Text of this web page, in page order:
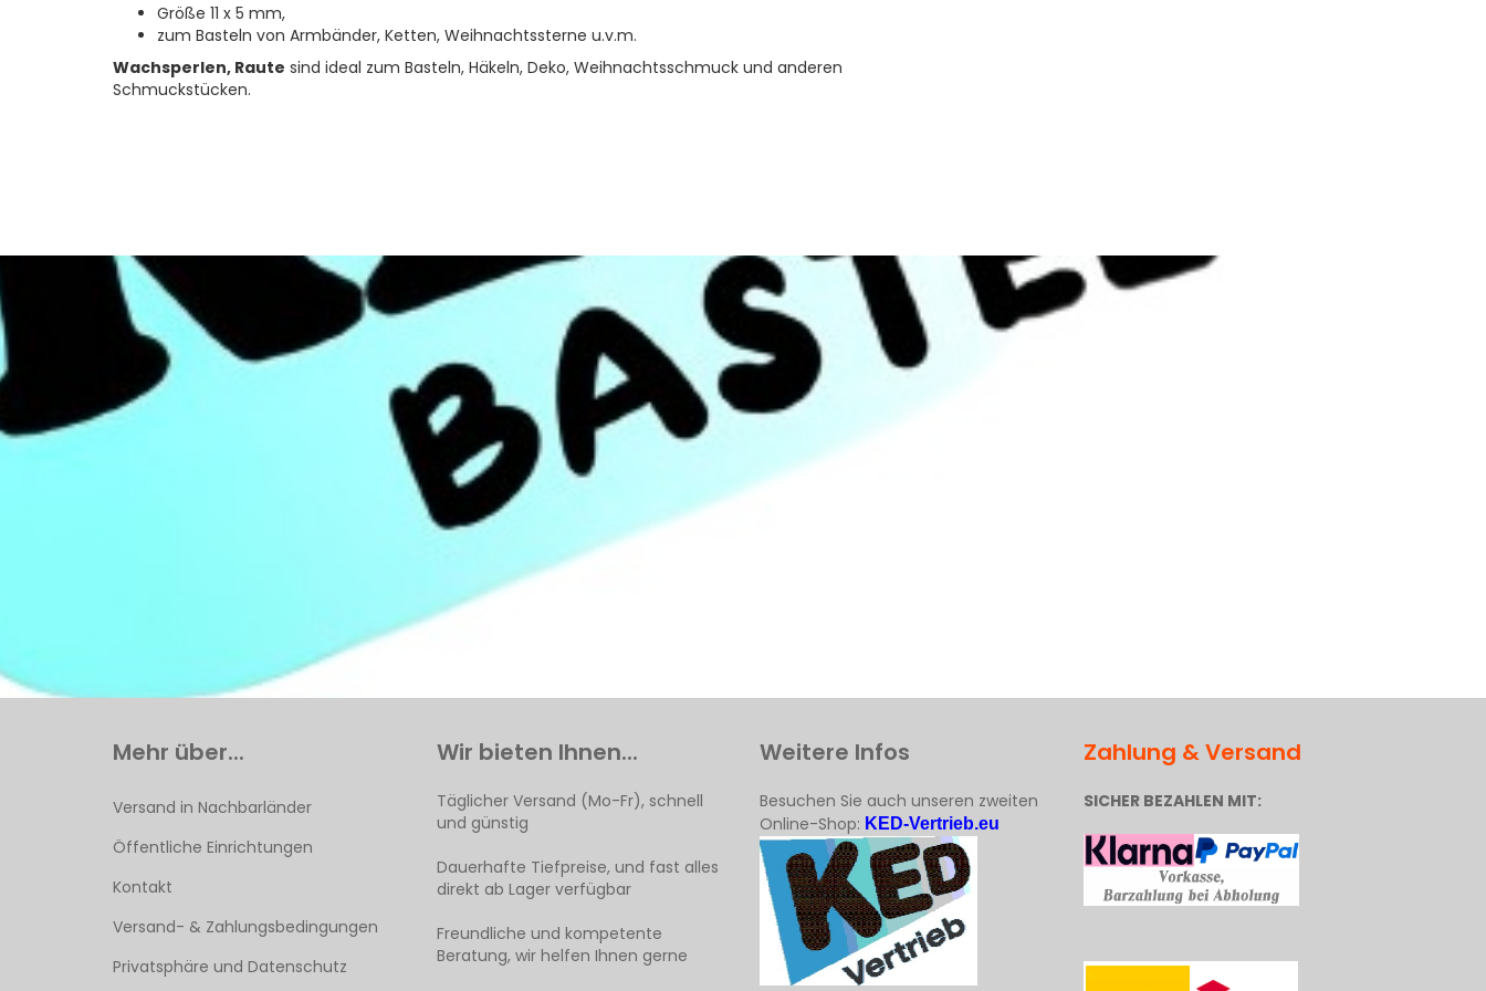
Größe 11 x 5 mm,
zum Basteln von Armbänder, Ketten, Weihnachtssterne u.v.m.
Wachsperlen, Raute sind ideal zum Basteln, Häkeln, Deko, Weihnachtsschmuck und anderen
Schmuckstücken.
Mehr über...
Versand in Nachbarländer
Öffentliche Einrichtungen
Kontakt
Versand- & Zahlungsbedingungen
Privatsphäre und Datenschutz
Wir bieten Ihnen...
Täglicher Versand (Mo-Fr), schnell
und günstig
Dauerhafte Tiefpreise, und fast alles
direkt ab Lager verfügbar
Freundliche und kompetente
Beratung, wir helfen Ihnen gerne
Weitere Infos
Besuchen Sie auch unseren zweiten
Online-Shop: KED-Vertrieb.eu
Zahlung & Versand
SICHER BEZAHLEN MIT: